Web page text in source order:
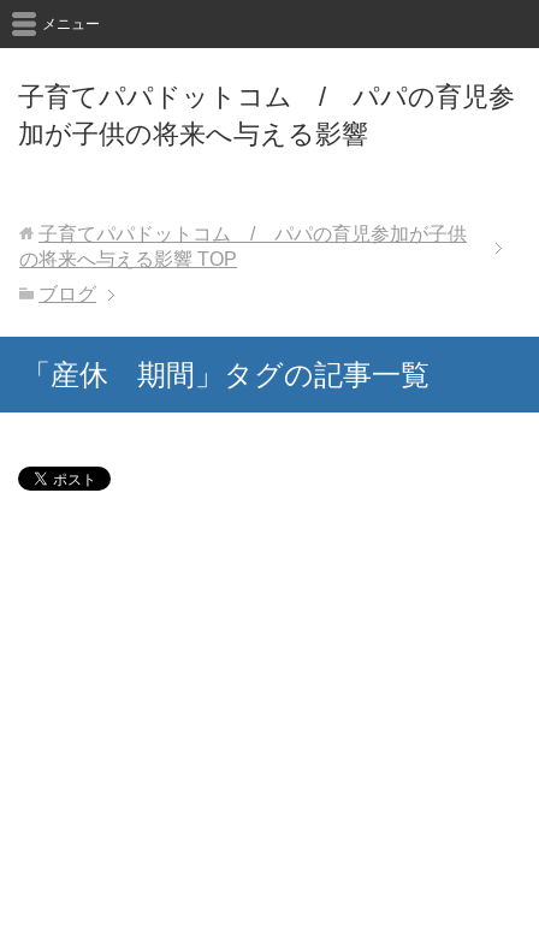
子育てパパドットコム / パパの育児参
加が子供の将来へ与える影響
メニュー
子育てパパドットコム / パパの育児参加が子供
の将来へ与える影響 TOP
ブログ
「産休 期間」タグの記事一覧